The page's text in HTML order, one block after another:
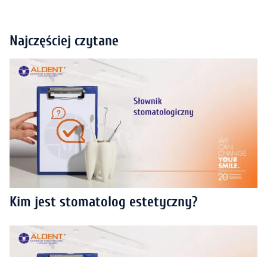
Najczęściej czytane
Kim jest stomatolog estetyczny?